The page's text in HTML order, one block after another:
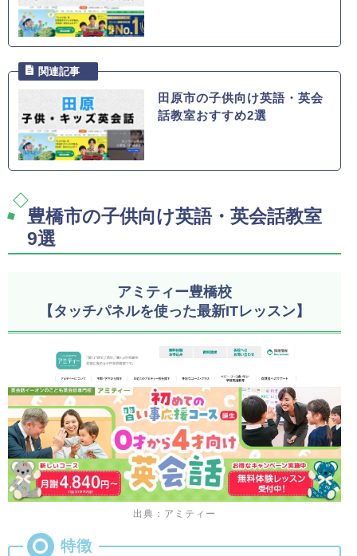
田原市の子供向け英語・英会
話教室おすすめ2選
豊橋市の子供向け英語・英会話教室
9選
アミティー豊橋校
【タッチパネルを使った最新ITレッスン】
出典：アミティー